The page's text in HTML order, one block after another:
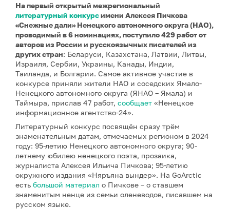
На первый открытый межрегиональный
литературный конкурсимени Алексея Пичкова
«Снежные дали» Ненецкого автономного округа (НАО),
проводимый в 6 номинациях, поступило 429 работ от
авторов из России и русскоязычных писателей из
других стран: Беларуси, Казахстана, Латвии, Литвы,
Израиля, Сербии, Украины, Канады, Индии,
Таиланда, и Болгарии. Самое активное участие в
конкурсе приняли жители НАО и соседских Ямало-
Ненецкого автономного округа (ЯНАО – Ямала) и
Таймыра, прислав 47 работ, сообщает «Ненецкое
информационное агентство-24».
Литературный конкурс посвящён сразу трём
знаменательным датам, отмечаемых регионом в 2024
году: 95-летию Ненецкого автономного округа; 90-
летнему юбилею ненецкого поэта, прозаика,
журналиста Алексея Ильича Пичкова; 95-летию
окружного издания «Няръяна вындер». На GoArctic
есть большой материал о Пичкове – о ставшем
знаменитым ненце из семьи оленеводов, писавшем на
русском языке.